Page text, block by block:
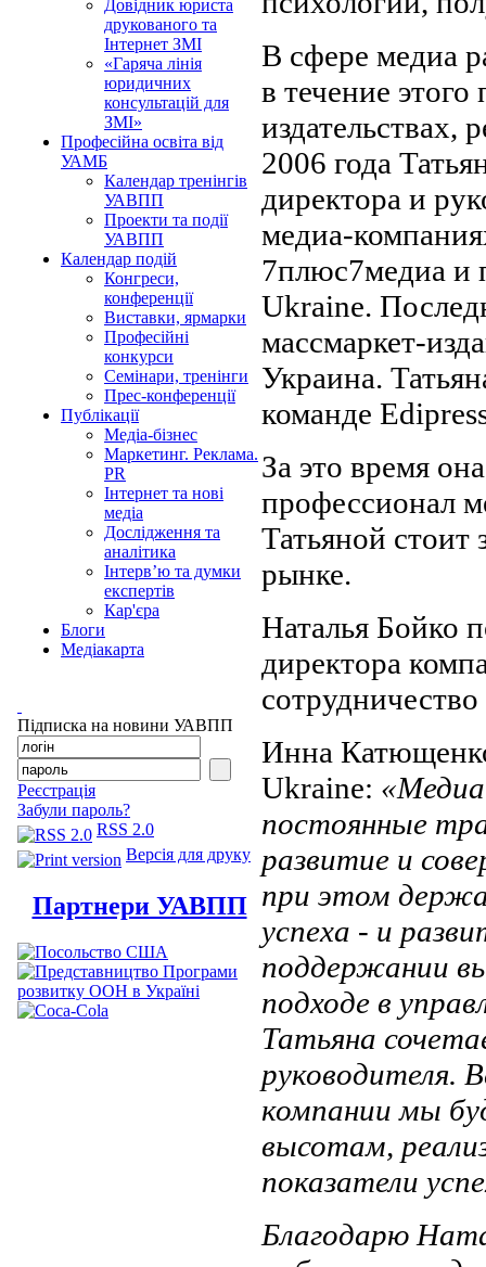
Довідник юриста
друкованого та
Інтернет ЗМІ
«Гаряча лінія
юридичних
консультацій для
ЗМІ»
Професійна освіта від
УАМБ
Календар тренінгів
УАВПП
Проекти та події
УАВПП
Календар подій
Конгреси,
конференції
Виставки, ярмарки
Професійні
конкурси
Семінари, тренінги
Прес-конференції
Публікації
Медіа-бізнес
Маркетинг. Реклама.
PR
Інтернет та нові
медіа
Дослідження та
аналітика
Інтерв’ю та думки
експертів
Кар'єра
Блоги
Медіакарта
Підписка на новини УАВПП
Реєстрація
Забули пароль?
RSS 2.0
Версія для друку
Партнери УАВПП
В сфере медиа
в течение
издательствах,
2006 года
директора и
медиа-
7плюс7медиа и
Ukraine.
массмаркет-
Украина.
команде
За это время
профессионал
Татьяной стоит
рынке.
Наталья Бойко
директора
Инна
Ukraine:
постоянные
развитие и
при этом
успеха - и
поддержании
подходе в
Татьяна
руководителя.
компании мы
высотам,
показатели
Благодарю